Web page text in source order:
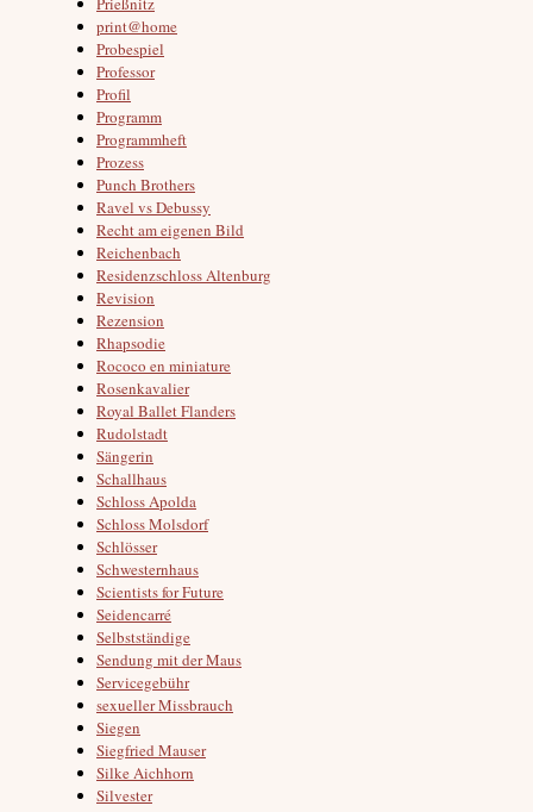
print@home
Probespiel
Professor
Profil
Programm
Programmheft
Prozess
Punch Brothers
Ravel vs Debussy
Recht am eigenen Bild
Reichenbach
Residenzschloss Altenburg
Revision
Rezension
Rhapsodie
Rococo en miniature
Rosenkavalier
Royal Ballet Flanders
Rudolstadt
Sängerin
Schallhaus
Schloss Apolda
Schloss Molsdorf
Schlösser
Schwesternhaus
Scientists for Future
Seidencarré
Selbstständige
Sendung mit der Maus
Servicegebühr
sexueller Missbrauch
Siegen
Siegfried Mauser
Silke Aichhorn
Silvester